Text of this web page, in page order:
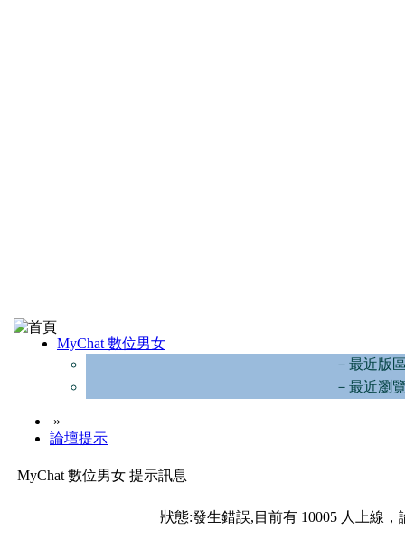
MyChat 數位男女
－最近版
－最近瀏
»
論壇提示
MyChat 數位男女 提示訊息
狀態:發生錯誤,目前有 10005 人上線